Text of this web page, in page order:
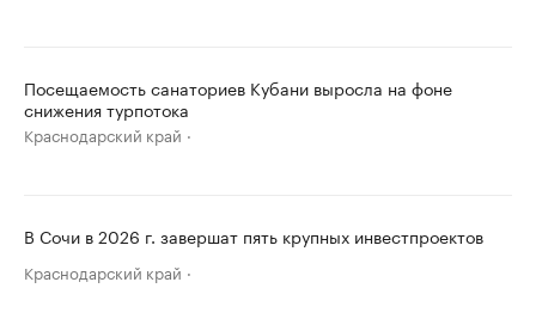
Посещаемость санаториев Кубани выросла на фоне
снижения турпотока
Краснодарский край
В Сочи в 2026 г. завершат пять крупных инвестпроектов
Краснодарский край